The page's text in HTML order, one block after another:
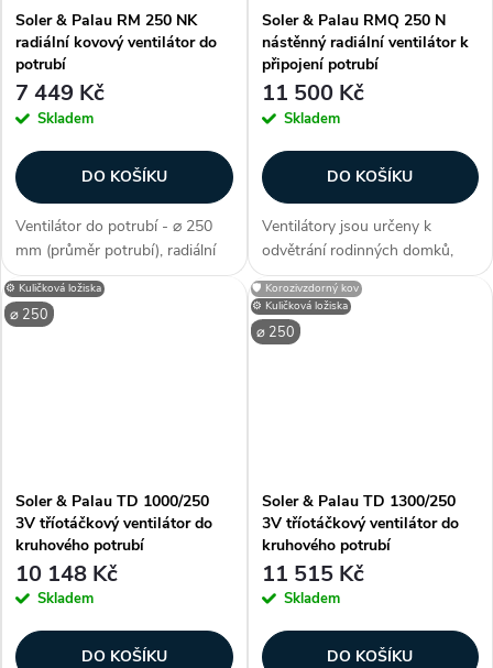
Soler & Palau RM 250 NK
radiální kovový ventilátor do
potrubí
7 449 Kč
Skladem
DO KOŠÍKU
Ventilátor do potrubí - ⌀ 250
mm (průměr potrubí), radiální
konstrukce, jednofázový motor
230 V / 50 Hz, kuličková
ložiska, průtok vzduchu 1030
Soler & Palau RMQ 250 N
nástěnný radiální ventilátor k
připojení potrubí
11 500 Kč
Skladem
DO KOŠÍKU
Ventilátory jsou určeny k
odvětrání rodinných domků,
sociálních zařízení, kanceláří a
provozoven. Výhodně lze při
instalaci do podhledu použít
flexohadice, tvarovky,
⚙️ Kuličková ložiska
⌀ 250
Soler & Palau TD 1000/250
3V tříotáčkový ventilátor do
kruhového potrubí
10 148 Kč
Skladem
DO KOŠÍKU
⚙️ Kuličková ložiska
⌀ 250
🛡️ Korozivzdorný kov
Soler & Palau TD 1300/250
3V tříotáčkový ventilátor do
kruhového potrubí
11 515 Kč
Skladem
DO KOŠÍKU